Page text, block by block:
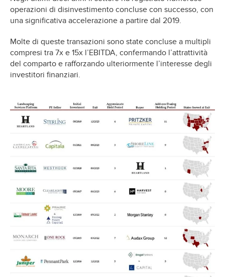
operazioni di disinvestimento concluse con successo, con
una significativa accelerazione a partire dal 2019.
Molte di queste transazioni sono state concluse a multipli
compresi tra 7x e 15x l’EBITDA, confermando l’attrattività
del comparto e rafforzando ulteriormente l’interesse degli
investitori finanziari.